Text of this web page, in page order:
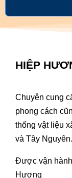
HIỆP
Chuyên cung
phong cách
thống vật liệu
và Tây Nguyên.
Được vận
Hương